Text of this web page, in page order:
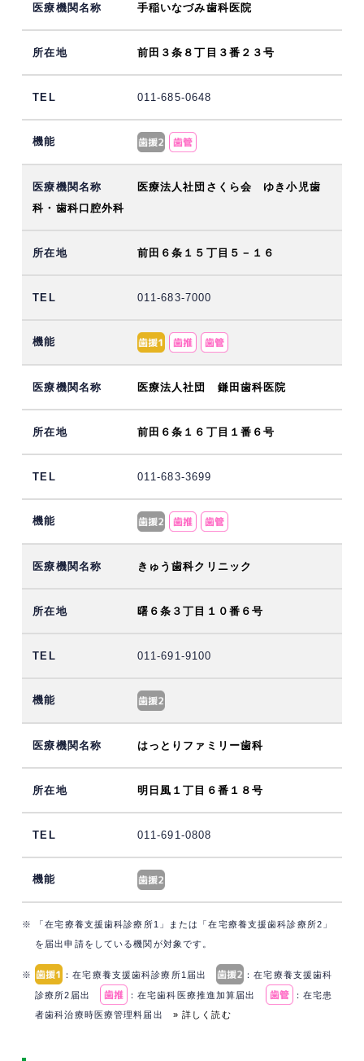
手稲いなづみ歯科医院
前田３条８丁目３番２３号
011-685-0648
医療法人社団さくら会 ゆき小児歯
科・歯科口腔外科
前田６条１５丁目５－１６
011-683-7000
医療法人社団 鎌田歯科医院
前田６条１６丁目１番６号
011-683-3699
きゅう歯科クリニック
曙６条３丁目１０番６号
011-691-9100
はっとりファミリー歯科
明日風１丁目６番１８号
011-691-0808
※ 「在宅療養支援歯科診療所1」または「在宅療養支援歯科診療所2」
を届出申請をしている機関が対象です。
※ ：在宅療養支援歯科診療所1届出 ：在宅療養支援歯科
診療所2届出 ：在宅歯科医療推進加算届出
：在宅患
者歯科治療時医療管理料届出 » 詳しく読む